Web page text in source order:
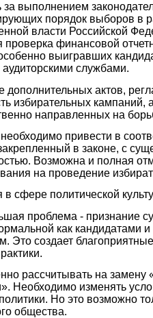
за выполнением
порядок выборов в
власти Российской
проверка финансовой
выигравших
службами.
дополнительных актов,
избирательных кампаний,
направленных на
привести в
в законе, с
Возможна и полная
на проведение
в сфере политической
проблема - признание
как кандидатами
Это создает
рассчитывать на замену
Необходимо изменять
Но это возможно
общества.